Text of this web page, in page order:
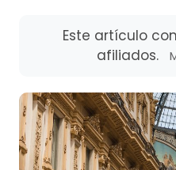
Este artículo
afiliados.